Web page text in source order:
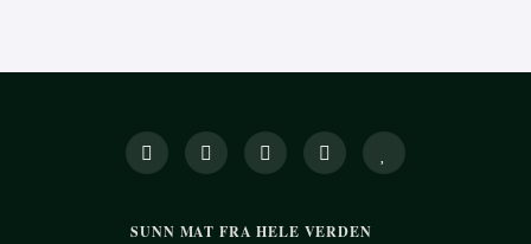
SUNN MAT FRA HELE VERDEN